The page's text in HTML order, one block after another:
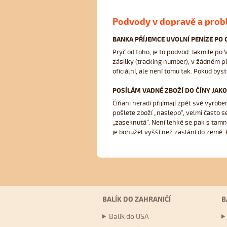
Často kladené otázky (FAQ)
Slovníček přepravních pojmů
Pravidla Incoterms
Obchodní podmínky
Ochrana osobních údajů
Podvody v dopravě a
BANKA PŘÍJEMCE UVOLNÍ PENÍZE PO
Pryč od toho, je to podvod. Jakmile
zásilky (tracking number), v žádném
oficiální, ale není tomu tak. Pokud
POSÍLÁM VADNÉ ZBOŽÍ DO ČÍNY
Číňani neradi přijímají zpět své
pošlete zboží „naslepo“, velmi často
„zaseknutá“. Není lehké se pak s
je bohužel vyšší než zaslání do
BALÍK DO ZAHRANIČÍ
Balík do USA